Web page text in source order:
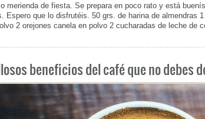
merienda de fiesta. Se prepara en poco rato y está
Espero que lo disfrutéis. 50 grs. de harina de almendras
2 orejones canela en polvo 2 cucharadas de leche de
beneficios del café que no debes